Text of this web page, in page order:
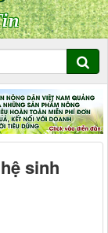
sinh